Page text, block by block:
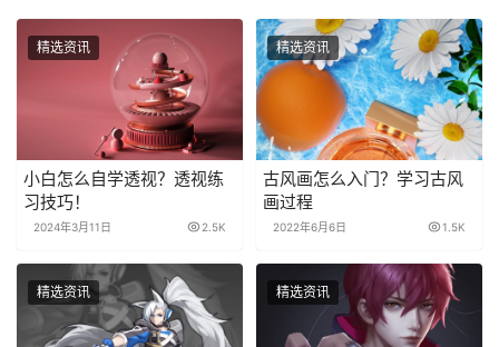
精选资讯
小白怎么自学透视？透视练
习技巧！
2024年3月11日 2.5K
精选资讯
古风画怎么入门？学习古风
画过程
2022年6月6日 1.5K
精选资讯 精选资讯